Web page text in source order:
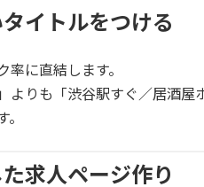
イトルをつける
に直結します。
よりも「渋谷駅すぐ／居酒
求人ページ作り